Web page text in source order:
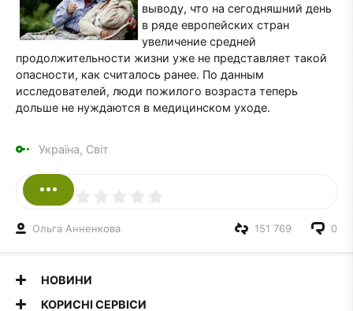
выводу, что на сегодняшний день
в ряде европейских стран
увеличение средней
продолжительности жизни уже не представляет такой
опасности, как считалось ранее. По данным
исследователей, люди пожилого возраста теперь
дольше не нуждаются в медицинском уходе.
Україна, Світ
Ольга Анненкова 0
151 769
НОВИНИ
КОРИСНІ СЕРВІСИ